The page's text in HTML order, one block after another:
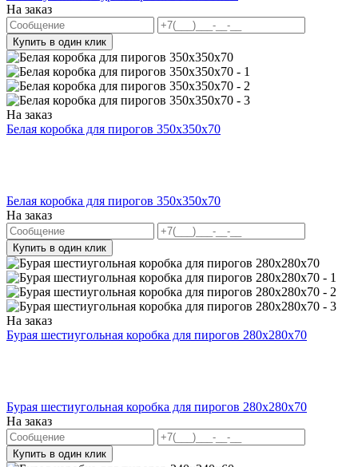
На заказ
Купить в один клик
На заказ
Белая коробка для пирогов 350x350x70
Белая коробка для пирогов 350x350x70
На заказ
Купить в один клик
На заказ
Бурая шестиугольная коробка для пирогов 280x280x70
Бурая шестиугольная коробка для пирогов 280x280x70
На заказ
Купить в один клик